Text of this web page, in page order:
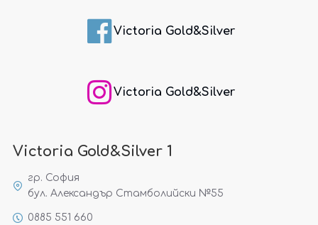
Victoria Gold&Silver
Victoria Gold&Silver
Victoria Gold&Silver 1
гр. София
бул. Александър Стамболийски №55
0885 551 660